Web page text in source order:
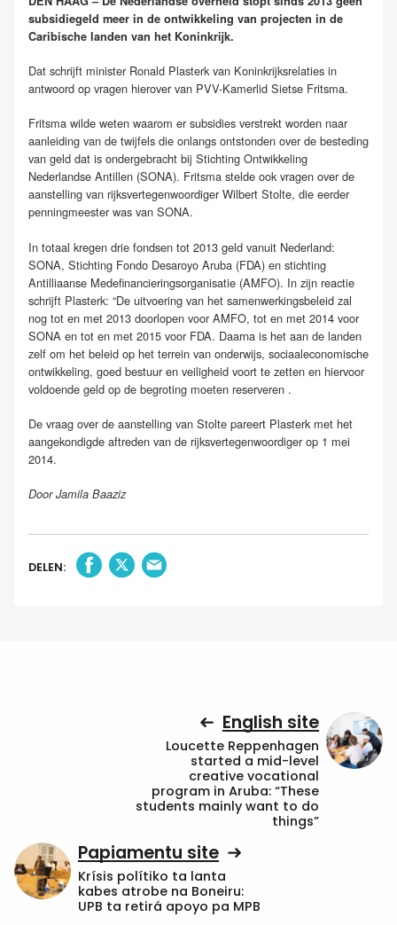
subsidiegeld meer in de ontwikkeling van projecten in de
Caribische landen van het Koninkrijk.
Dat schrijft minister Ronald Plasterk van Koninkrijksrelaties in
antwoord op vragen hierover van PVV-Kamerlid Sietse Fritsma.
Fritsma wilde weten waarom er subsidies verstrekt worden naar
aanleiding van de twijfels die onlangs ontstonden over de besteding
van geld dat is ondergebracht bij Stichting Ontwikkeling
Nederlandse Antillen (SONA). Fritsma stelde ook vragen over de
aanstelling van rijksvertegenwoordiger Wilbert Stolte, die eerder
penningmeester was van SONA.
In totaal kregen drie fondsen tot 2013 geld vanuit Nederland:
SONA, Stichting Fondo Desaroyo Aruba (FDA) en stichting
Antilliaanse Medefinancieringsorganisatie (AMFO). In zijn reactie
schrijft Plasterk: “De uitvoering van het samenwerkingsbeleid zal
nog tot en met 2013 doorlopen voor AMFO, tot en met 2014 voor
SONA en tot en met 2015 voor FDA. Daarna is het aan de landen
zelf om het beleid op het terrein van onderwijs, sociaaleconomische
ontwikkeling, goed bestuur en veiligheid voort te zetten en hiervoor
voldoende geld op de begroting moeten reserveren .
De vraag over de aanstelling van Stolte pareert Plasterk met het
aangekondigde aftreden van de rijksvertegenwoordiger op 1 mei
2014.
Door Jamila Baaziz
DELEN:
English site
Loucette Reppenhagen
started a mid-level
creative vocational
program in Aruba: “These
students mainly want to do
things”
Papiamentu site
Krísis polítiko ta lanta
kabes atrobe na Boneiru:
UPB ta retirá apoyo pa MPB